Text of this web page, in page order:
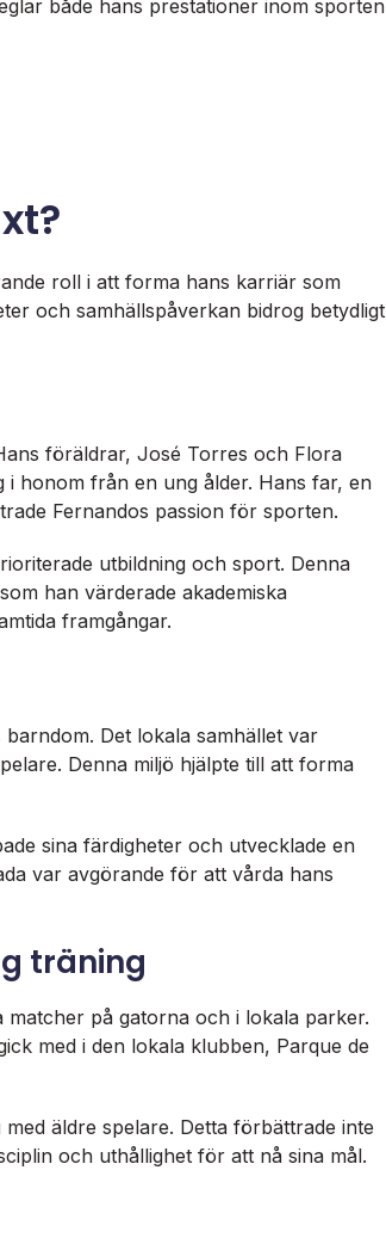
både hans prestationer inom sporten
roll i att forma hans karriär som
och samhällspåverkan bidrog betydligt
föräldrar, José Torres och Flora
i honom från en ung ålder. Hans far, en
Fernandos passion för sporten.
utbildning och sport. Denna
han värderade akademiska
framgångar.
Det lokala samhället var
Denna miljö hjälpte till att forma
sina färdigheter och utvecklade en
var avgörande för att vårda hans
träning
på gatorna och i lokala parker.
med i den lokala klubben, Parque de
äldre spelare. Detta förbättrade inte
och uthållighet för att nå sina mål.